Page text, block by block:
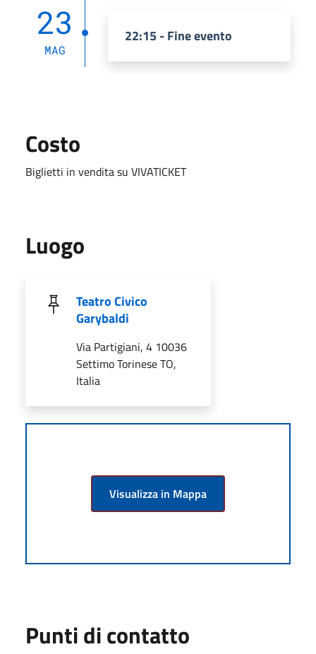
23
MAG
22:15 - Fine evento
Costo
Biglietti in vendita su VIVATICKET
Luogo
Teatro Civico
Garybaldi
Via Partigiani, 4 10036
Settimo Torinese TO,
Italia
Visualizza in Mappa
Punti di contatto